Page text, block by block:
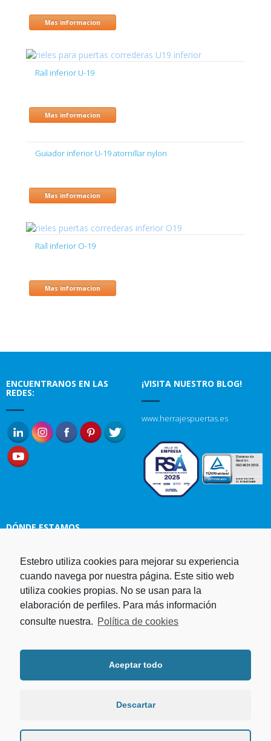
Mas informacion
Raíl inferior U-19
Mas informacion
Guiador inferior U-19 atornillar nylon
Mas informacion
Raíl inferior O-19
Mas informacion
ENCUENTRANOS EN LAS
REDES:
¡VISITA NUESTRO BLOG!
www.herrajespuertas.es
DÓNDE ESTAMOS
Estampaciones EBRO, S.L.
Polg. Ind. Malpica-Alfindén C/H
naves 10, 12, 14 y 5 50171 La
Puebla de Alfindén Zaragoza,
España
Fax. +34 976 108 058
Política de privacidad
Programa operativo FEDER Aragón
2014-2020Plan de recuperación,
Programa FEDER 2021-2027
Estebro utiliza cookies para mejorar su experiencia
cuando navega por nuestra página. Este sitio web
utiliza cookies propias. No se usan para la
elaboración de perfiles. Para más información
consulte nuestra. Política de cookies
Aceptar todo
Descartar